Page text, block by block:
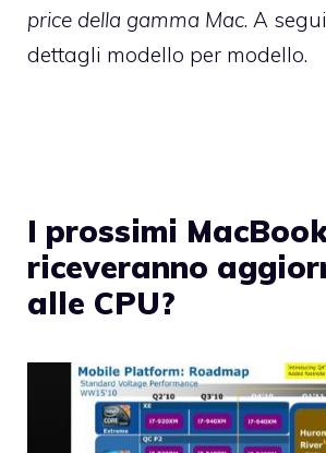
price della gamma Mac. A
dettagli modello per modello.
I prossimi
riceveranno
alle CPU?